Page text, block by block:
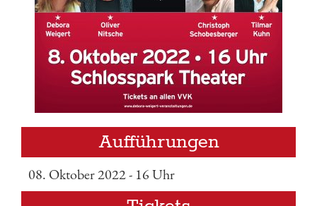
Aufführungen
08. Oktober 2022 - 16 Uhr